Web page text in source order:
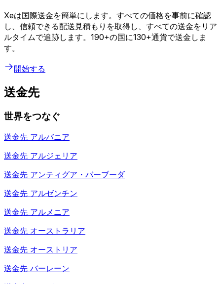
Xeは国際送金を簡単にします。すべての価格を事前に確認
し、信頼できる配送見積もりを取得し、すべての送金をリア
ルタイムで追跡します。190+の国に130+通貨で送金しま
す。
開始する
送金先
世界をつなぐ
送金先 アルバニア
送金先 アルジェリア
送金先 アンティグア・バーブーダ
送金先 アルゼンチン
送金先 アルメニア
送金先 オーストラリア
送金先 オーストリア
送金先 バーレーン